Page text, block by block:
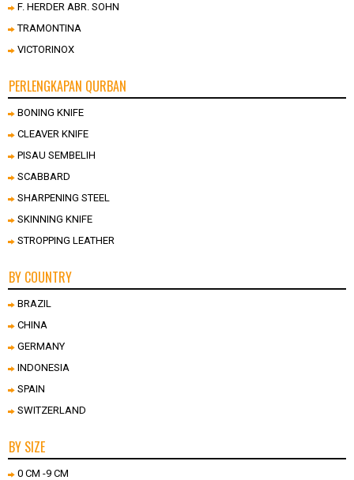
F. HERDER ABR. SOHN
TRAMONTINA
VICTORINOX
PERLENGKAPAN QURBAN
BONING KNIFE
CLEAVER KNIFE
PISAU SEMBELIH
SCABBARD
SHARPENING STEEL
SKINNING KNIFE
STROPPING LEATHER
BY COUNTRY
BRAZIL
CHINA
GERMANY
INDONESIA
SPAIN
SWITZERLAND
BY SIZE
0 CM -9 CM